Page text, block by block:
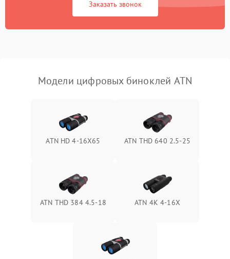
1500 ₽ Подробнее →
Заказать звонок
Модели цифровых биноклей ATN
ATN HD 4-16X65 ATN THD 640 2.5-25
ATN THD 384 4.5-18 ATN 4K 4-16X